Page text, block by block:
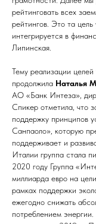
рейтинговать всех
рейтингов. Это та цель
интегрируется в
Липинская.
Тему реализации целей
продолжила Наталья
АО «Банк Интеза»,
Спикер отметила, что
поддержку принципов
Санпаоло», которую
поддерживает и
Италии группа стала
2020 году Группа
миллиарда евро на
рамках поддержки
ежегодно снижать
потреблением